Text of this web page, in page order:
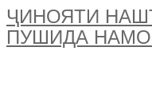
ҶИНОЯТИ
ПУШИДА